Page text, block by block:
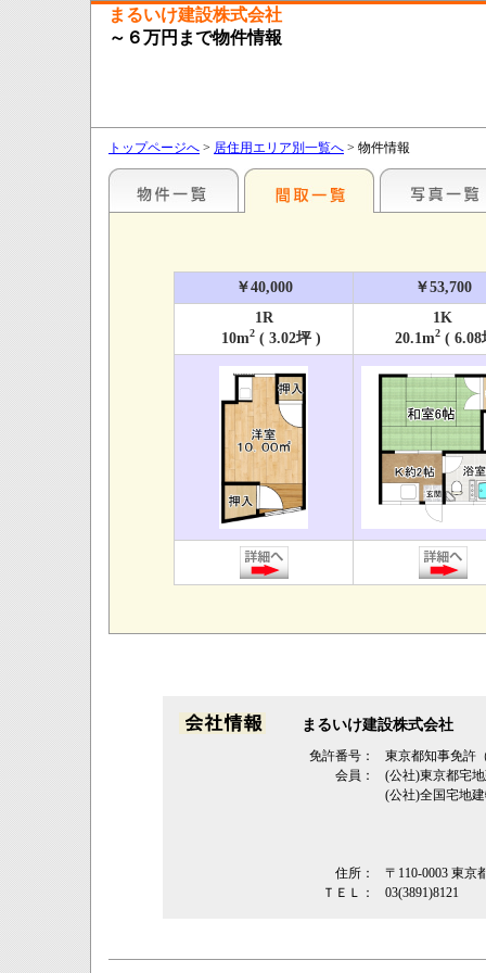
まるいけ建設株式会社
～６万円まで物件情報
トップページへ > 居住用エリア別一覧へ > 物件情報
￥40,000
￥53,700
1R
10m2 ( 3.02坪 )
1K
20.1m2( 6.08
まるいけ建設株式会社
免許番号：
東京都知事免許
会員：
(公社)東京都宅
(公社)全国宅地
住所：
〒110-0003 東京
ＴＥＬ：
03(3891)8121